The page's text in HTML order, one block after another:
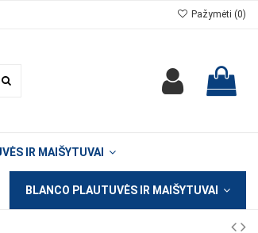
Pažymėti (0)
IR MAIŠYTUVAI
BLANCO PLAUTUVĖS IR MAIŠYTUVAI